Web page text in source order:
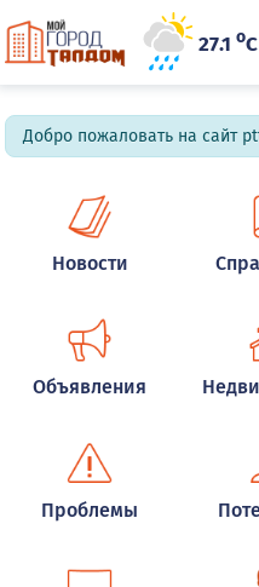
27.1oC
Добро пожаловать на сайт
Новости
Объявления
Проблемы